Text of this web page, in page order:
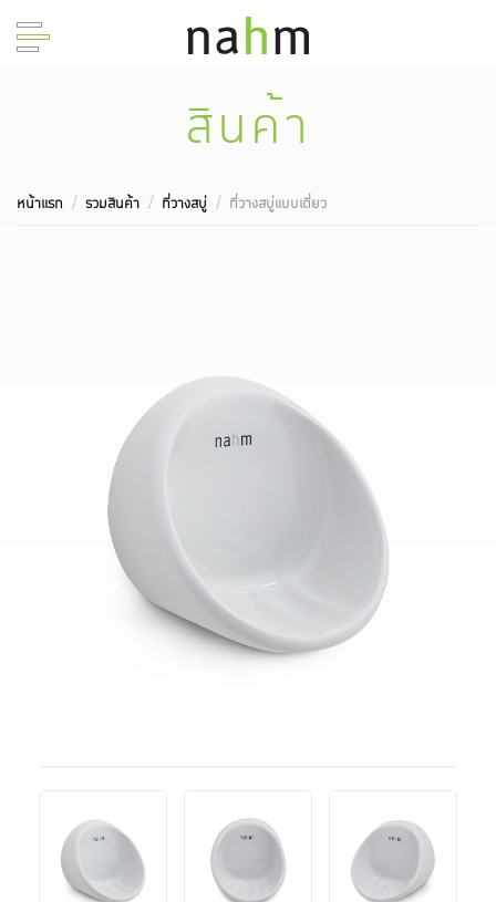
สินค้า
หน้าแรก รวมสินค้า ที่วางสบู่ ที่วางสบู่แบบเดี่ยว